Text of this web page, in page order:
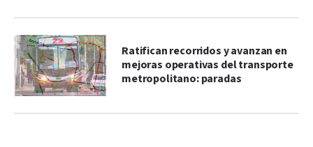
Ratifican recorridos y avanzan en
mejoras operativas del transporte
metropolitano: paradas